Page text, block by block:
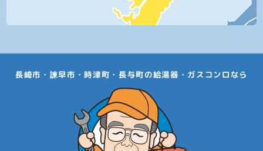
長崎市・諫早市・時津町・長与町の給湯器・ガスコンロなら